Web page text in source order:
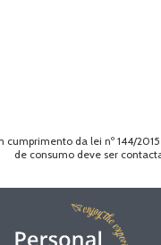
cumprimento da lei nº 144/
de consumo deve ser